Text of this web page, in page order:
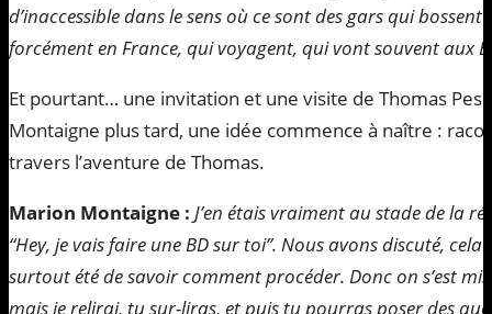
d’inaccessible dans le sens où ce sont des gars qui
forcément en France, qui voyagent, qui vont souvent aux
Et pourtant… une invitation et une visite de Thomas
Montaigne plus tard, une idée commence à naître :
travers l’aventure de Thomas.
Marion Montaigne : J’en étais vraiment au stade de la
“Hey, je vais faire une BD sur toi”. Nous avons discuté,
surtout été de savoir comment procéder. Donc on s’est
mais je relirai, tu sur-liras, et puis tu pourras poser des